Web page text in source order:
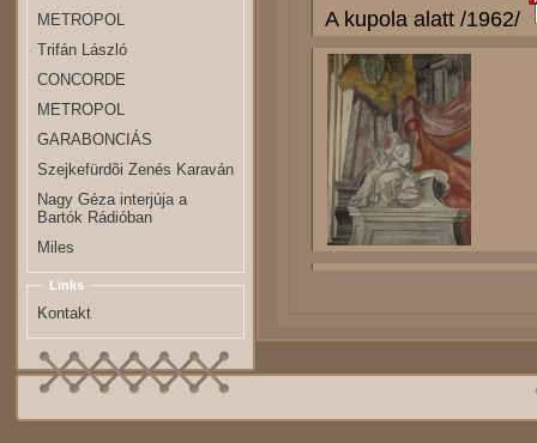
A kupola alatt /1962/
METROPOL
Trifán László
CONCORDE
METROPOL
GARABONCIÁS
Szejkefürdõi Zenés Karaván
Nagy Géza interjúja a
Bartók Rádióban
Miles
Links
Kontakt